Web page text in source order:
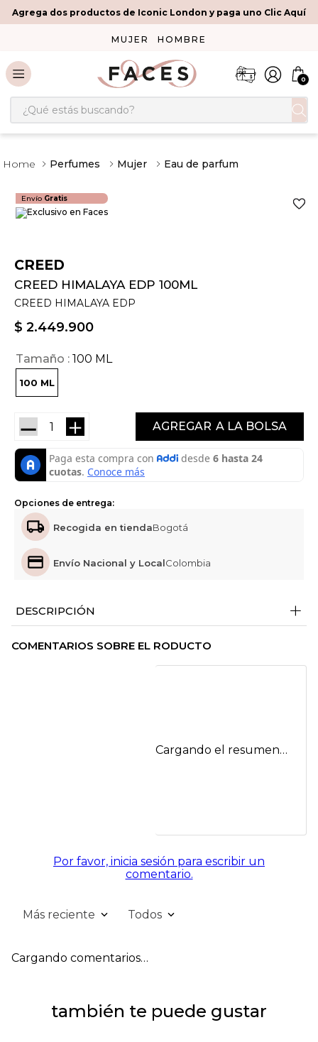
Agrega dos productos de Iconic London y paga uno Clic Aquí
MUJER HOMBRE
0
¿Qué estás buscando?
Perfumes Mujer Eau de parfum
Envío Gratis
CREED
CREED HIMALAYA EDP 100ML
CREED HIMALAYA EDP
$ 2.449.900
Tamaño 100 ML
100 ML
＋
－ AGREGAR
Opciones de entrega:
Recogida en tiendaBogotá
Envío Nacional y LocalColombia
DESCRIPCIÓN +
COMENTARIOS SOBRE EL RODUCTO
Cargando el resumen…
Por favor, inicia sesión para escribir un
comentario.
Más reciente Todos
Cargando comentarios…
también te puede gustar